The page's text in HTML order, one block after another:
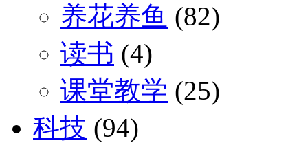
养花养鱼 (82)
读书 (4)
课堂教学 (25)
科技 (94)